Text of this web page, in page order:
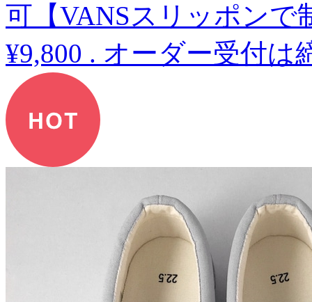
可【VANSスリッポンで
¥9,800 . オーダー受付は